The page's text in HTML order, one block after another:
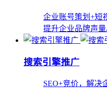
企业账号策划+短
提升企业品牌声量
搜索引擎推广
SEO+竞价，解决